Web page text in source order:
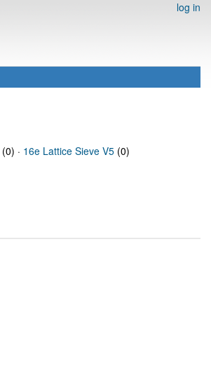
log in
(0) · 16e Lattice Sieve V5 (0)